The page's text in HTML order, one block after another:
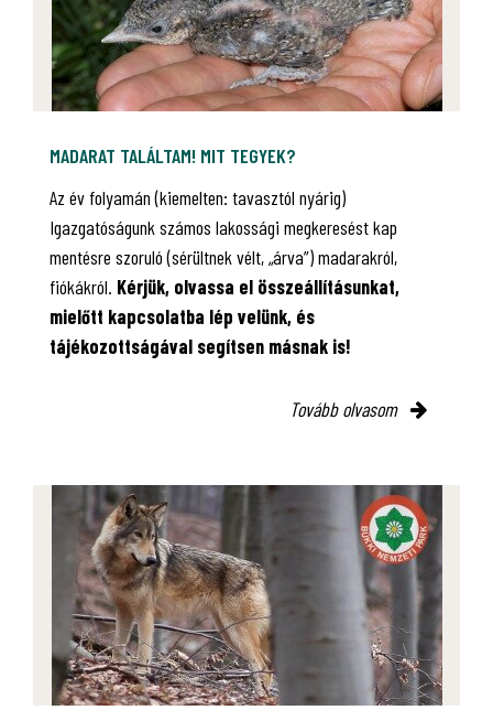
MADARAT TALÁLTAM! MIT TEGYEK?
Az év folyamán (kiemelten: tavasztól nyárig)
Igazgatóságunk számos lakossági megkeresést kap
mentésre szoruló (sérültnek vélt, „árva”) madarakról,
fiókákról. Kérjük, olvassa el összeállításunkat,
mielőtt kapcsolatba lép velünk, és
tájékozottságával segítsen másnak is!
Tovább olvasom